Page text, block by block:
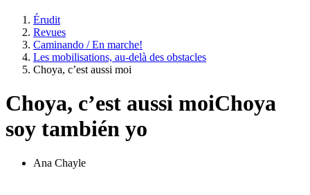
Érudit
Revues
Caminando / En marche!
Les mobilisations, au-delà des obstacles
Choya, c’est aussi moi
Choya, c’est aussi moiChoya
soy también yo
Ana Chayle